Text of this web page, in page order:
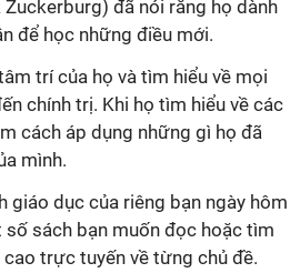
đã nói rằng họ dành
để học những điều mới.
trí của họ và tìm hiểu về mọi
chính trị. Khi họ tìm hiểu về các
cách áp dụng những gì họ đã
mình.
giáo dục của riêng bạn ngày hôm
sách bạn muốn đọc hoặc tìm
trực tuyến về từng chủ đề.